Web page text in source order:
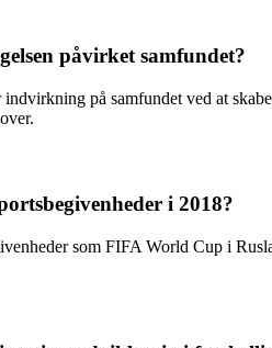
påvirket samfundet?
på samfundet ved at
i 2018?
som FIFA World Cup i